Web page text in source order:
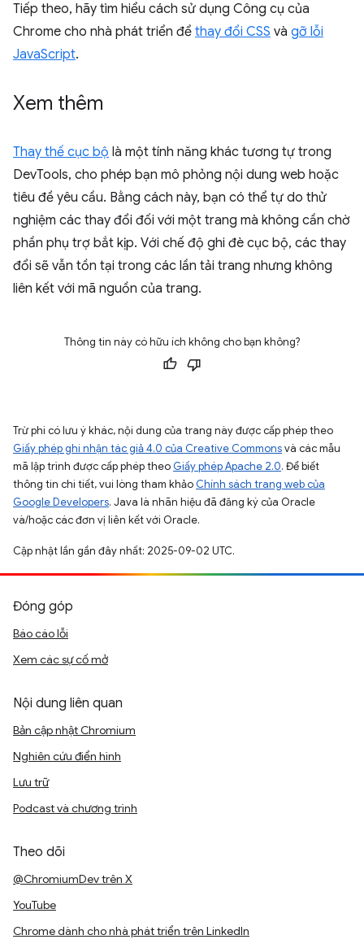
Tiếp theo, hãy tìm hiểu cách sử dụng Công cụ của
Chrome cho nhà phát triển để thay đổi CSS và gỡ lỗi
JavaScript.
Xem thêm
Thay thế cục bộ là một tính năng khác tương tự trong
DevTools, cho phép bạn mô phỏng nội dung web hoặc
tiêu đề yêu cầu. Bằng cách này, bạn có thể tự do thử
nghiệm các thay đổi đối với một trang mà không cần chờ
phần phụ trợ bắt kịp. Với chế độ ghi đè cục bộ, các thay
đổi sẽ vẫn tồn tại trong các lần tải trang nhưng không
liên kết với mã nguồn của trang.
Thông tin này có hữu ích không cho bạn không?
Trừ phi có lưu ý khác, nội dung của trang này được cấp phép theo
Giấy phép ghi nhận tác giả 4.0 của Creative Commonsvà các mẫu
mã lập trình được cấp phép theo Giấy phép Apache 2.0. Để biết
thông tin chi tiết, vui lòng tham khảo Chính sách trang web của
Google Developers. Java là nhãn hiệu đã đăng ký của Oracle
và/hoặc các đơn vị liên kết với Oracle.
Cập nhật lần gần đây nhất: 2025-09-02 UTC.
Đóng góp
Báo cáo lỗi
Xem các sự cố mở
Nội dung liên quan
Bản cập nhật Chromium
Nghiên cứu điển hình
Lưu trữ
Podcast và chương trình
Theo dõi
@ChromiumDev trên X
YouTube
Chrome dành cho nhà phát triển trên LinkedIn